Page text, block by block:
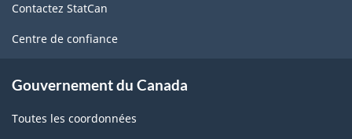
ce
site
Contactez StatCan
Centre de confiance
Gouvernement du Canada
Toutes les coordonnées